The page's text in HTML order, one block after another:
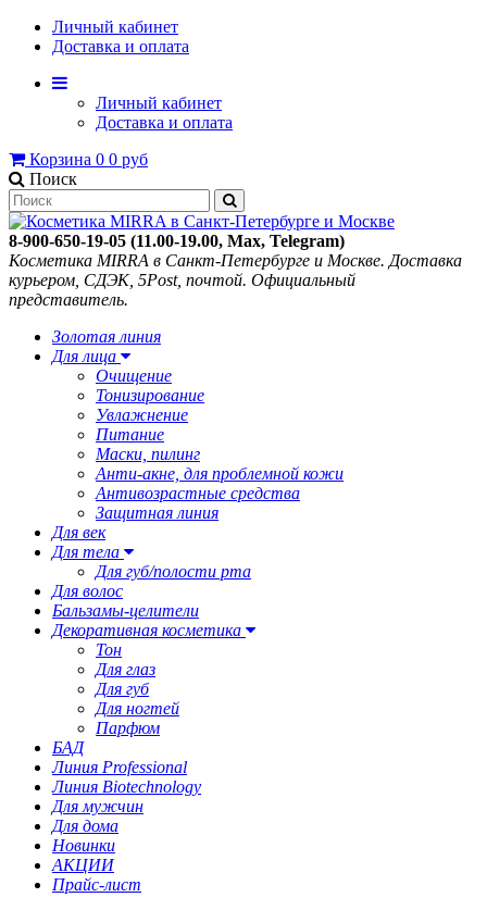
Личный кабинет
Доставка и оплата
Личный кабинет
Доставка и оплата
Корзина 0 0 руб
Поиск
8-900-650-19-05 (11.00-19.00, Max, Telegram)
Косметика MIRRA в Санкт-Петербурге и Москве. Доставка
курьером, СДЭК, 5Post, почтой. Официальный
представитель.
Золотая линия
Для лица
Очищение
Тонизирование
Увлажнение
Питание
Маски, пилинг
Анти-акне, для проблемной кожи
Антивозрастные средства
Защитная линия
Для век
Для тела
Для губ/полости рта
Для волос
Бальзамы-целители
Декоративная косметика
Тон
Для глаз
Для губ
Для ногтей
Парфюм
БАД
Линия Professional
Линия Biotechnology
Для мужчин
Для дома
Новинки
АКЦИИ
Прайс-лист